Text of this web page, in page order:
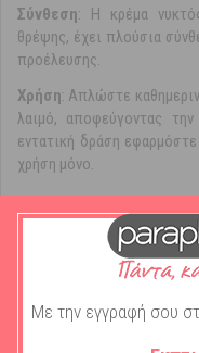
Σύνθεση: Η κρέμα
θρέψης, έχει πλούσια
προέλευσης.
Χρήση: Απλώστε
λαιμό, αποφεύγοντας
εντατική δράση
χρήση μόνο.
Με την εγγραφή σου